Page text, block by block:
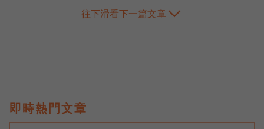
往下滑看下一篇文章
即時熱門文章